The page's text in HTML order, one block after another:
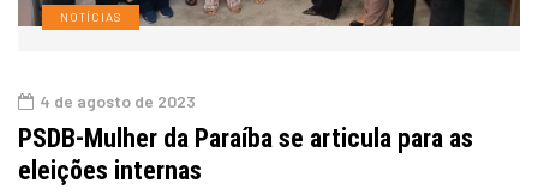
NOTÍCIAS
4 de agosto de 2023
PSDB-Mulher da Paraíba se articula para as
eleições internas